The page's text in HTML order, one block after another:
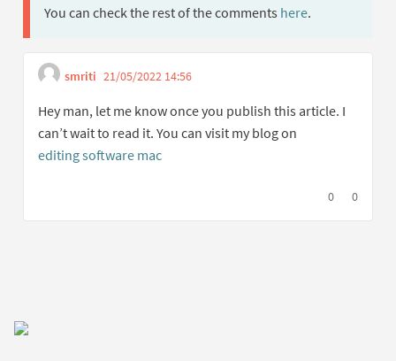
You can check the rest of the comments here.
smriti 21/05/2022 14:56
Hey man, let me know once you publish this article. I
can’t wait to read it. You can visit my blog on
editing software mac
I agree with
0 I0